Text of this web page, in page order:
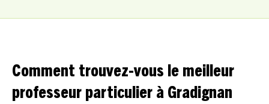
Comment trouvez-vous le meilleur
professeur particulier à Gradignan